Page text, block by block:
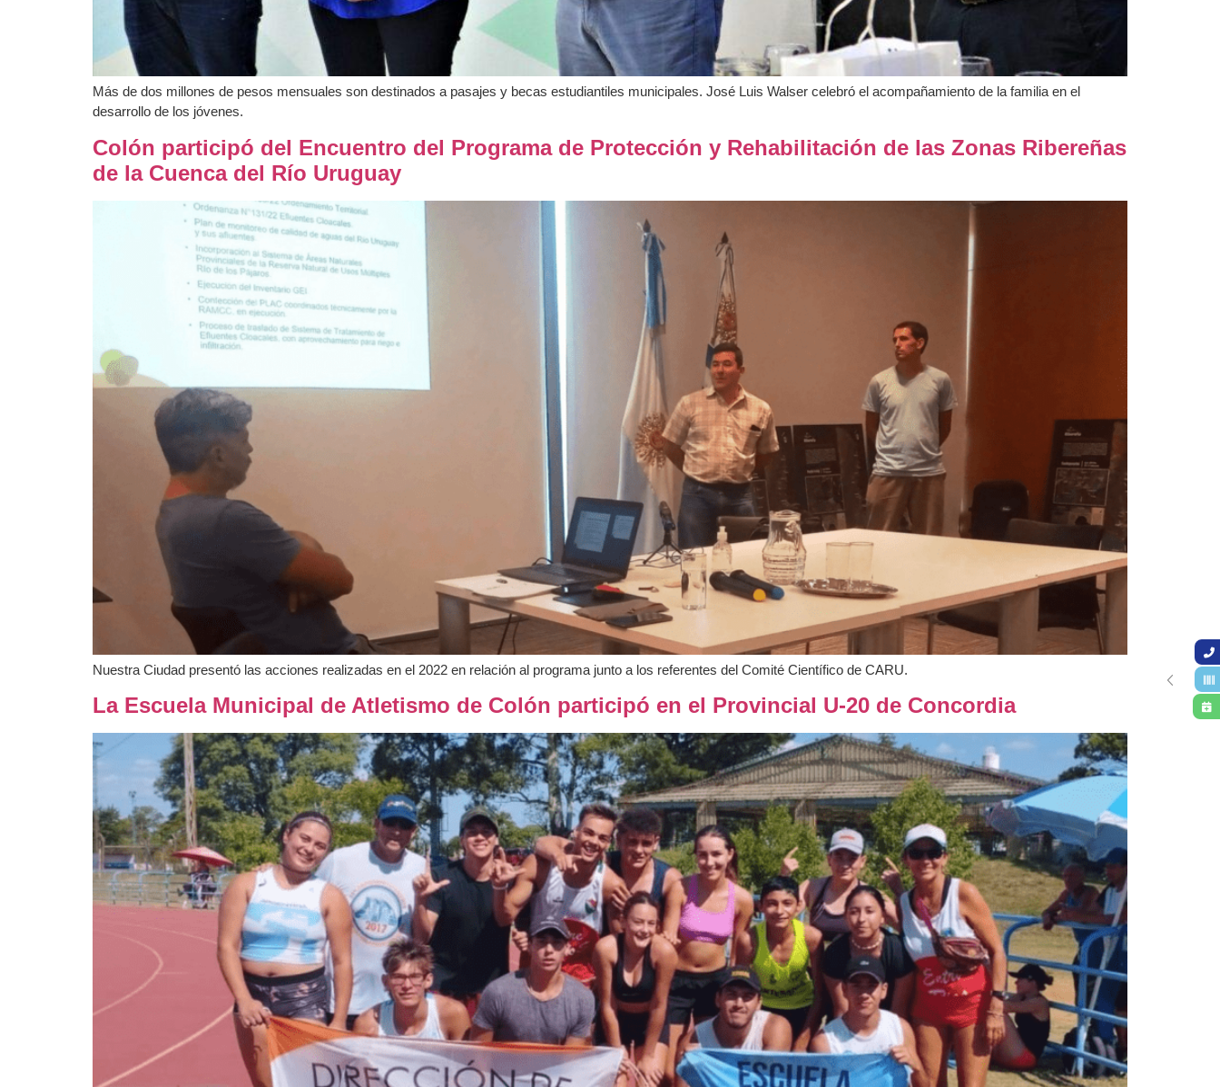
Más de dos millones de pesos mensuales son destinados a pasajes y becas estudiantiles municipales. José Luis Walser celebró el acompañamiento de la familia en el
desarrollo de los jóvenes.
Colón participó del Encuentro del Programa de Protección y Rehabilitación de las Zonas Ribereñas
de la Cuenca del Río Uruguay
Nuestra Ciudad presentó las acciones realizadas en el 2022 en relación al programa junto a los referentes del Comité Científico de CARU.
La Escuela Municipal de Atletismo de Colón participó en el Provincial U-20 de Concordia